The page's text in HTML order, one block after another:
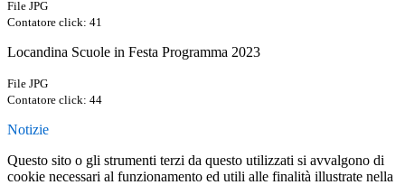
File JPG
Contatore click: 41
Locandina Scuole in Festa Programma 2023
File JPG
Contatore click: 44
Notizie
Questo sito o gli strumenti terzi da questo utilizzati si avvalgono di
cookie necessari al funzionamento ed utili alle finalità illustrate nella